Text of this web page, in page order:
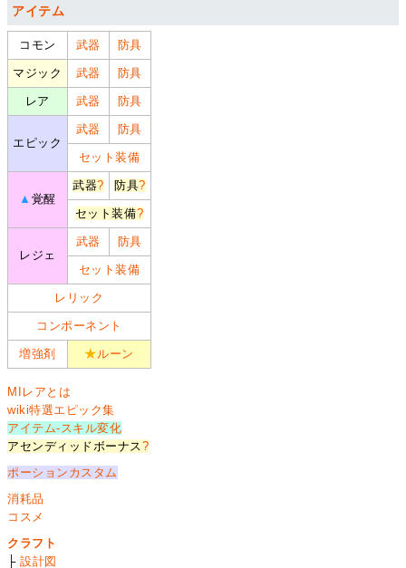
アイテム
コモン 武器 防具
マジック 武器 防具
レア 武器 防具
エピック
武器 防具
セット装備
▲ 覚醒
武器? 防具?
セット装備?
レジェ
武器 防具
セット装備
レリック
コンポーネント
増強剤 ★ルーン
MIレアとは
wiki特選エピック集
アイテム-スキル変化
アセンディッドボーナス ?
ポーションカスタム
消耗品
コスメ
クラフト
├設計図